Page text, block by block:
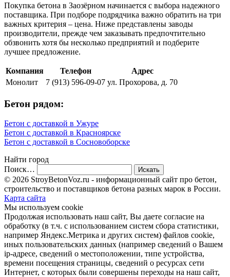
Покупка бетона в Заозёрном начинается с выбора надежного
поставщика. При подборе подрядчика важно обратить на три
важных критерия – цена. Ниже представлены заводы
производители, прежде чем заказывать предпочтительно
обзвонить хотя бы несколько предприятий и подберите
лучшее предложение.
Компания Телефон
Адрес
Монолит
7 (913) 596-09-07 ул. Прохорова, д. 70
Бетон рядом:
Бетон с доставкой в Ужуре
Бетон с доставкой в Красноярске
Бетон с доставкой в Сосновоборске
Найти город
Поиск…
© 2026 StroyBetonVoz.ru - информационный сайт про бетон,
строительство и поставщиков бетона разных марок в России.
Карта сайта
Мы используем cookie
Продолжая использовать наш cайт, Вы даете согласие на
обработку (в т.ч. с использованием систем сбора статистики,
например Яндекс.Метрика и других систем) файлов cookie,
иных пользовательских данных (например сведений о Вашем
ip-адресе, сведений о местоположении, типе устройства,
времени посещения страницы, сведений о ресурсах сети
Интернет, с которых были совершены переходы на наш сайт,